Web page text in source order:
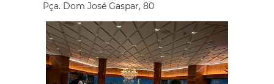
Pça. Dom José Gaspar, 80